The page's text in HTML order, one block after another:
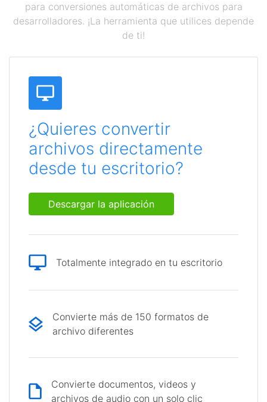
para conversiones automáticas de archivos para
desarrolladores. ¡La herramienta que utilices depende
de ti!
¿Quieres convertir
archivos directamente
desde tu escritorio?
Descargar la aplicación
Totalmente integrado en tu escritorio
Convierte más de 150 formatos de
archivo diferentes
Convierte documentos, videos y
archivos de audio con un solo clic